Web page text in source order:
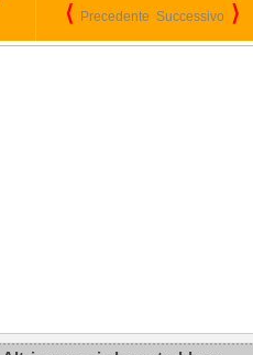
⟨ Precedente Successivo ⟩